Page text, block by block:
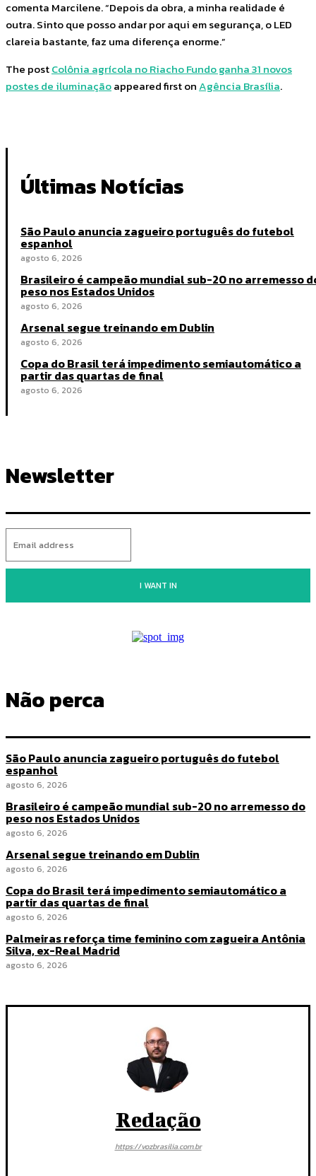
comenta Marcilene. “Depois da obra, a minha realidade é
outra. Sinto que posso andar por aqui em segurança, o LED
clareia bastante, faz uma diferença enorme.”
The postColônia agrícola no Riacho Fundo ganha 31 novos
postes de iluminaçãoappeared first onAgência Brasília.
Últimas Notícias
São Paulo anuncia zagueiro português do futebol
espanhol
agosto 6, 2026
Brasileiro é campeão mundial sub-20 no arremesso
peso nos Estados Unidos
agosto 6, 2026
Arsenal segue treinando em Dublin
agosto 6, 2026
Copa do Brasil terá impedimento semiautomático a
partir das quartas de final
agosto 6, 2026
Newsletter
I WANT IN
Não perca
São Paulo anuncia zagueiro português do futebol
espanhol
agosto 6, 2026
Brasileiro é campeão mundial sub-20 no arremesso do
peso nos Estados Unidos
agosto 6, 2026
Arsenal segue treinando em Dublin
agosto 6, 2026
Copa do Brasil terá impedimento semiautomático a
partir das quartas de final
agosto 6, 2026
Palmeiras reforça time feminino com zagueira Antônia
Silva, ex-Real Madrid
agosto 6, 2026
Redação
https://vozbrasilia.com.br